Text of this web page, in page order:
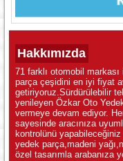
Hakkımızda
71 farklı otomobil
parça çeşidini en iyi fiyat
getiriyoruz.Sürdürülebilir
yenileyen Özkar Oto
vermeye devam ediyor.
sayesinde aracınıza
kontrolünü
yedek parça,madeni
özel tasarımla arabanıza